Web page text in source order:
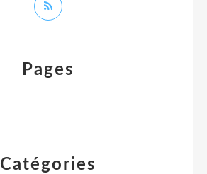
Catégories
Pages